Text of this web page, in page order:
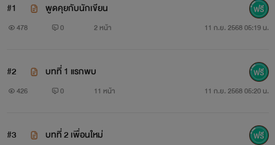
#1 พูดคุยกับนักเขียน
478 0 2 หน้า 11 ก.ย. 2568 05:19 น.
#2 บทที่ 1 แรกพบ
426 0 11 หน้า 11 ก.ย. 2568 05:20 น.
#3 บทที่ 2 เพื่อนใหม่